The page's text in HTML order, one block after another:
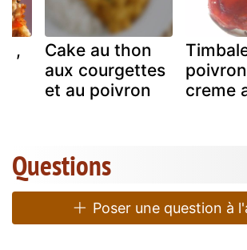
,
Cake au thon
aux courgettes
et au poivron
creme
Questions
Poser une question à